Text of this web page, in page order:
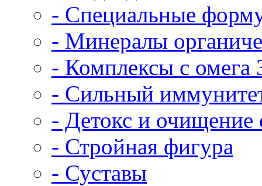
- Специальные
- Минералы
- Комплексы с омега
- Сильный
- Детокс и очищение
- Стройная фигура
- Суставы